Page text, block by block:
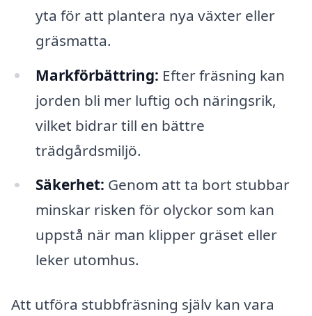
yta för att plantera nya växter eller
gräsmatta.
Markförbättring: Efter fräsning kan
jorden bli mer luftig och näringsrik,
vilket bidrar till en bättre
trädgårdsmiljö.
Säkerhet: Genom att ta bort stubbar
minskar risken för olyckor som kan
uppstå när man klipper gräset eller
leker utomhus.
Att utföra stubbfräsning själv kan vara